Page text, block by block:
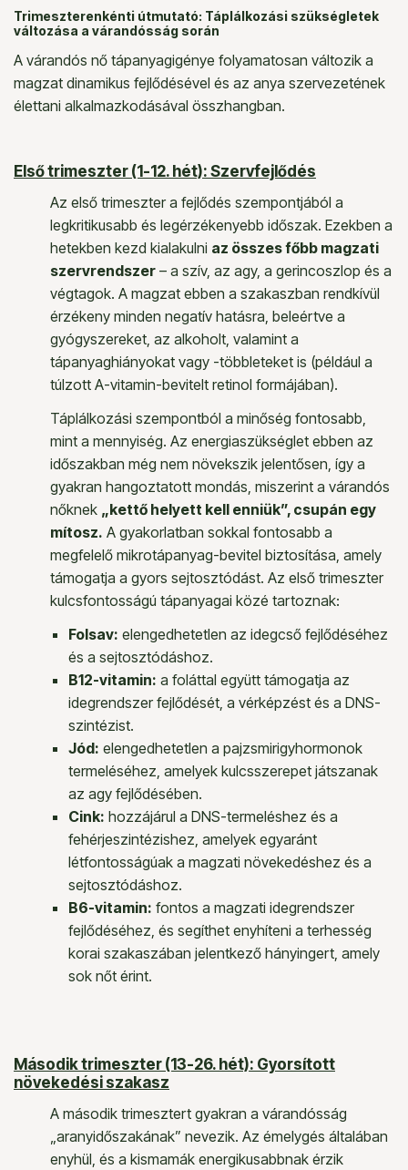
Trimeszterenkénti útmutató: Táplálkozási szükségletek
változása a várandósság során
A várandós nő tápanyagigénye folyamatosan változik a
magzat dinamikus fejlődésével és az anya szervezetének
élettani alkalmazkodásával összhangban.
Első trimeszter (1-12. hét): Szervfejlődés
Az első trimeszter a fejlődés szempontjából a
legkritikusabb és legérzékenyebb időszak. Ezekben a
hetekben kezd kialakulni az összes főbb magzati
szervrendszer – a szív, az agy, a gerincoszlop és a
végtagok. A magzat ebben a szakaszban rendkívül
érzékeny minden negatív hatásra, beleértve a
gyógyszereket, az alkoholt, valamint a
tápanyaghiányokat vagy -többleteket is (például a
túlzott A-vitamin-bevitelt retinol formájában).
Táplálkozási szempontból a minőség fontosabb,
mint a mennyiség. Az energiaszükséglet ebben az
időszakban még nem növekszik jelentősen, így a
gyakran hangoztatott mondás, miszerint a várandós
nőknek „kettő helyett kell enniük”, csupán egy
mítosz. A gyakorlatban sokkal fontosabb a
megfelelő mikrotápanyag-bevitel biztosítása, amely
támogatja a gyors sejtosztódást. Az első trimeszter
kulcsfontosságú tápanyagai közé tartoznak:
Folsav: elengedhetetlen az idegcső fejlődéséhez
és a sejtosztódáshoz.
B12-vitamin: a foláttal együtt támogatja az
idegrendszer fejlődését, a vérképzést és a DNS-
szintézist.
Jód: elengedhetetlen a pajzsmirigyhormonok
termeléséhez, amelyek kulcsszerepet játszanak
az agy fejlődésében.
Cink: hozzájárul a DNS-termeléshez és a
fehérjeszintézishez, amelyek egyaránt
létfontosságúak a magzati növekedéshez és a
sejtosztódáshoz.
B6-vitamin: fontos a magzati idegrendszer
fejlődéséhez, és segíthet enyhíteni a terhesség
korai szakaszában jelentkező hányingert, amely
sok nőt érint.
Második trimeszter (13-26. hét): Gyorsított
növekedési szakasz
A második trimesztert gyakran a várandósság
„aranyidőszakának” nevezik. Az émelygés általában
enyhül, és a kismamák energikusabbnak érzik